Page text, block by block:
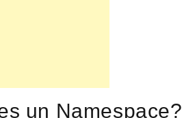
un Namespace?